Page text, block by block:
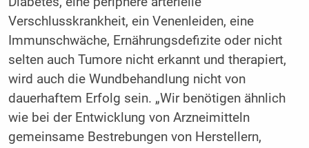
Verschlusskrankheit, ein Venenleiden, eine
Immunschwäche, Ernährungsdefizite oder nicht
selten auch Tumore nicht erkannt und therapiert,
wird auch die Wundbehandlung nicht von
dauerhaftem Erfolg sein. „Wir benötigen ähnlich
wie bei der Entwicklung von Arzneimitteln
gemeinsame Bestrebungen von Herstellern,